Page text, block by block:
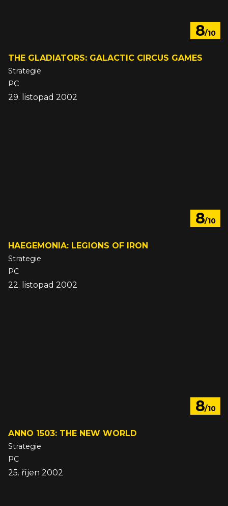
8/10
THE GLADIATORS: GALACTIC CIRCUS GAMES
Strategie
PC
29. listopad 2002
8/10
HAEGEMONIA: LEGIONS OF IRON
Strategie
PC
22. listopad 2002
8/10
ANNO 1503: THE NEW WORLD
Strategie
PC
25. říjen 2002